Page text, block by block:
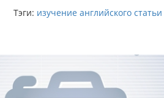
Тэги: изучение английского статьи